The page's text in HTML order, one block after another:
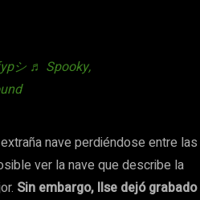
シ ♬ Spooky,
nave perdiéndose entre las
ver la nave que describe la
Sin embargo, Ilse dejó grabado